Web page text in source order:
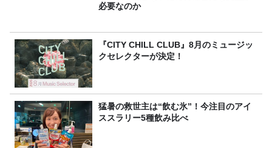
必要なのか
『CITY CHILL CLUB』8月のミュージッ
クセレクターが決定！
猛暑の救世主は“飲む氷”！今注目のアイ
ススラリー5種飲み比べ